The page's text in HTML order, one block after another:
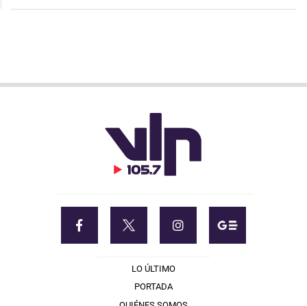
LO ÚLTIMO
PORTADA